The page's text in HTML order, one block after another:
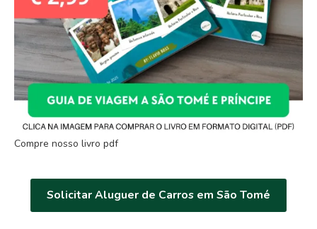
Compre nosso livro pdf
Solicitar Aluguer de Carros em São Tomé